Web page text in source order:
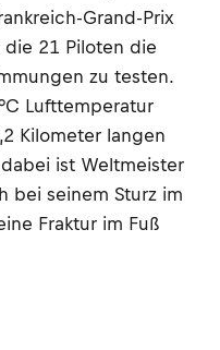
Grand-Prix
die 21 Piloten die
zu testen.
Lufttemperatur
Kilometer langen
ist Weltmeister
bei seinem Sturz im
Fraktur im Fuß